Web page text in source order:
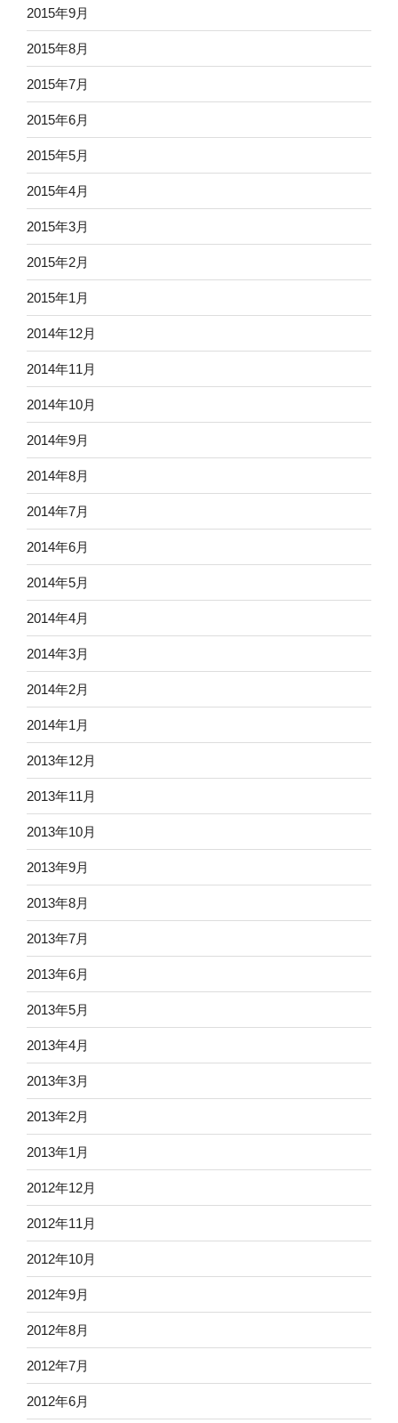
2015年9月
2015年8月
2015年7月
2015年6月
2015年5月
2015年4月
2015年3月
2015年2月
2015年1月
2014年12月
2014年11月
2014年10月
2014年9月
2014年8月
2014年7月
2014年6月
2014年5月
2014年4月
2014年3月
2014年2月
2014年1月
2013年12月
2013年11月
2013年10月
2013年9月
2013年8月
2013年7月
2013年6月
2013年5月
2013年4月
2013年3月
2013年2月
2013年1月
2012年12月
2012年11月
2012年10月
2012年9月
2012年8月
2012年7月
2012年6月